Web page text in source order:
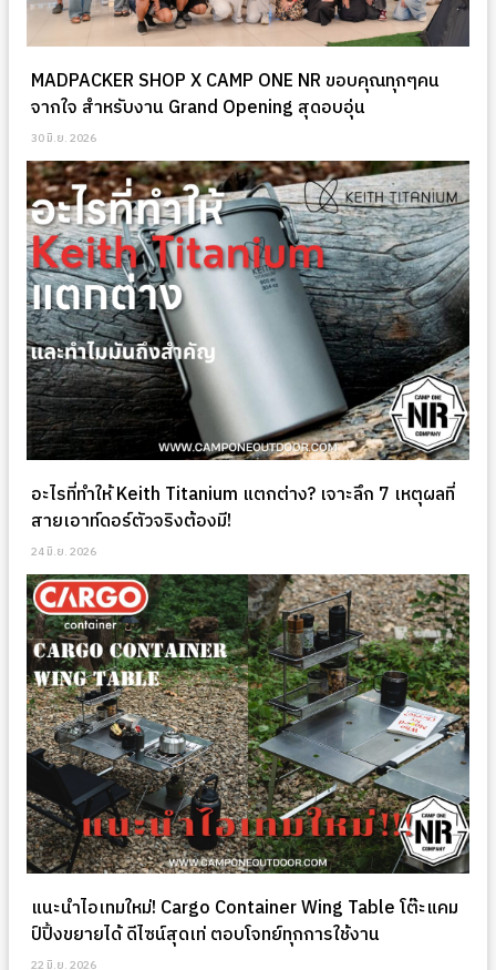
MADPACKER SHOP X CAMP ONE NR ขอบคุณทุกๆคน
จากใจ สำหรับงาน Grand Opening สุดอบอุ่น
30 มิ.ย. 2026
อะไรที่ทำให้ Keith Titanium แตกต่าง? เจาะลึก 7 เหตุผลที่
สายเอาท์ดอร์ตัวจริงต้องมี!
24 มิ.ย. 2026
แนะนำไอเทมใหม่! Cargo Container Wing Table โต๊ะแคม
ป์ปิ้งขยายได้ ดีไซน์สุดเท่ ตอบโจทย์ทุกการใช้งาน
22 มิ.ย. 2026